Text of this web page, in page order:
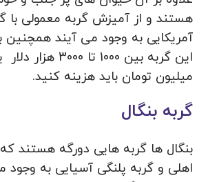
هستند و از آمیزش گربه معمولی
آمریکایی به وجود می آیند همچنین
میلیون تومان باید هزینه کنید.
گربه بنگال
بنگال ها گربه هایی دورگه هستند
اهلی و گربه پلنگی آسیایی به وجود